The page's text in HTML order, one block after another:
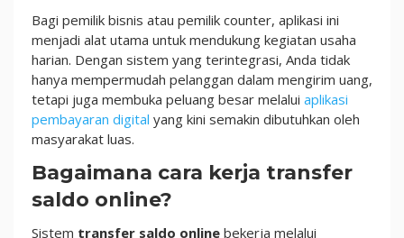
Bagi pemilik bisnis atau pemilik counter, aplikasi ini
menjadi alat utama untuk mendukung kegiatan usaha
harian. Dengan sistem yang terintegrasi, Anda tidak
hanya mempermudah pelanggan dalam mengirim uang,
tetapi juga membuka peluang besar melalui aplikasi
pembayaran digital yang kini semakin dibutuhkan oleh
masyarakat luas.
Bagaimana cara kerja transfer
saldo online?
Sistem transfer saldo online bekerja melalui